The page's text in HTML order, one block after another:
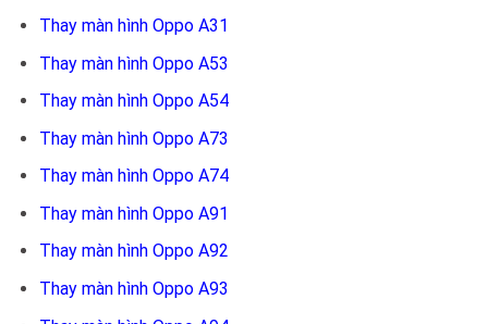
Thay màn hình Oppo A31
Thay màn hình Oppo A53
Thay màn hình Oppo A54
Thay màn hình Oppo A73
Thay màn hình Oppo A74
Thay màn hình Oppo A91
Thay màn hình Oppo A92
Thay màn hình Oppo A93